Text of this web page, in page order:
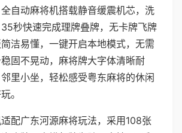
自动麻将机搭载静音缓震机芯，洗
秒快速完成理牌叠牌，无卡牌飞牌
洁易懂，一键开启本地模式，无需
固不晃动，麻将牌大字体清晰耐
里小坐，轻松感受粤东麻将的休闲
。
配广东河源麻将玩法，采用108张